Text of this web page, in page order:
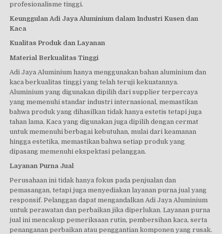
profesionalisme tinggi.
Keunggulan Adi Jaya Aluminium dalam Industri Kusen dan
Kaca
Kualitas Produk dan Layanan
Material Berkualitas Tinggi
Adi Jaya Aluminium hanya menggunakan bahan aluminium dan
kaca berkualitas tinggi yang telah teruji kekuatannya.
Aluminium yang digunakan dipilih dari supplier terpercaya
yang memenuhi standar industri internasional, memastikan
bahwa produk yang dihasilkan tidak hanya estetis tetapi juga
tahan lama. Kaca yang digunakan juga dipilih dengan cermat
untuk memenuhi berbagai kebutuhan, mulai dari keamanan
hingga estetika, memastikan bahwa setiap produk yang
dipasang memenuhi ekspektasi pelanggan.
Layanan Purna Jual
Perusahaan ini tidak hanya fokus pada penjualan dan
pemasangan, tetapi juga menyediakan layanan purna jual yang
responsif. Pelanggan dapat mengandalkan Adi Jaya Aluminium
untuk perawatan dan perbaikan jika diperlukan. Layanan purna
jual ini mencakup pemeriksaan rutin, pembersihan kaca, serta
penanganan perbaikan atau penggantian komponen yang rusak.